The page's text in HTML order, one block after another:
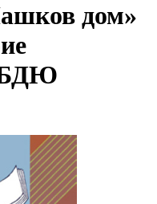
дом»